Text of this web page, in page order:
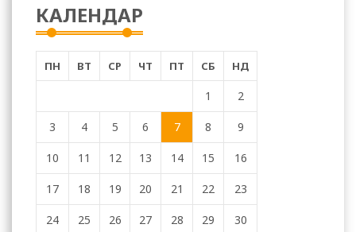
КАЛЕНДАР
ПН ВТ СР ЧТ ПТ СБ НД
1 2
3 4 5 6 7 8 9
10 11 12 13 14 15 16
17 18 19 20 21 22 23
24 25 26 27 28 29 30